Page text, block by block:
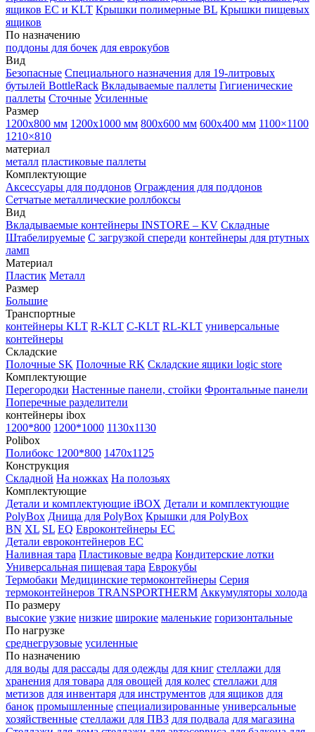
ящиков EC и KLT Крышки полимерные BL Крышки пищевых
ящиков
По назначению
поддоны для бочек для еврокубов
Вид
Безопасные Специального назначения для 19-литровых
бутылей BottleRack Вкладываемые паллеты Гигиенические
паллеты Сточные Усиленные
Размер
1200х800 мм 1200х1000 мм 800х600 мм 600х400 мм 1100×1100
1210×810
материал
металл пластиковые паллеты
Комплектующие
Аксессуары для поддонов Ограждения для поддонов
Сетчатые металлические роллбоксы
Вид
Вкладываемые контейнеры INSTORE – KV Складные
Штабелируемые С загрузкой спереди контейнеры для ртутных
ламп
Материал
Пластик Металл
Размер
Большие
Транспортные
контейнеры KLT R-KLT C-KLT RL-KLT универсальные
контейнеры
Складские
Полочные SK Полочные RK Складские ящики logic store
Комплектующие
Перегородки Настенные панели, стойки Фронтальные панели
Поперечные разделители
контейнеры ibox
1200*800 1200*1000 1130x1130
Polibox
Полибокс 1200*800 1470х1125
Конструкция
Складной На ножках На полозьях
Комплектующие
Детали и комплектующие iBOX Детали и комплектующие
PolyBox Днища для PolyBox Крышки для PolyBox
BN XL SL EQ Евроконтейнеры EC
Детали евроконтейнеров EC
Наливная тара Пластиковые ведра Кондитерские лотки
Универсальная пищевая тара Еврокубы
Термобаки Медицинские термоконтейнеры Серия
термоконтейнеров TRANSPORTHERM Аккумуляторы холода
По размеру
высокие узкие низкие широкие маленькие горизонтальные
По нагрузке
среднегрузовые усиленные
По назначению
для воды для рассады для одежды для книг стеллажи для
хранения для товара для овощей для колес стеллажи для
метизов для инвентаря для инструментов для ящиков для
банок промышленные специализированные универсальные
хозяйственные стеллажи для ПВЗ для подвала для магазина